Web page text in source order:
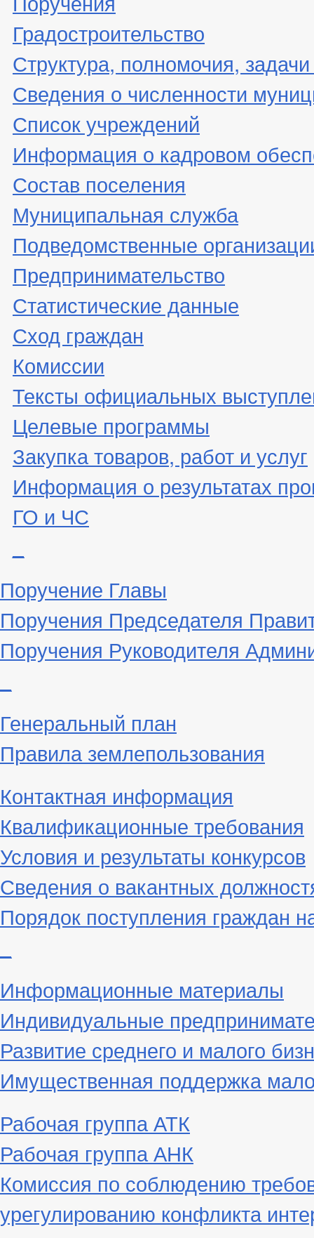
Градостроительство
Структура, полномочия,
Сведения о численности
Список учреждений
Информация о кадровом
Состав поселения
Муниципальная служба
Подведомственные
Предпринимательство
Статистические данные
Сход граждан
Комиссии
Тексты официальных
Целевые программы
Закупка товаров, работ и услуг
Информация о результатах
ГО и ЧС
Поручение Главы
Поручения Председателя
Поручения Руководителя
Генеральный план
Правила землепользования
Контактная информация
Квалификационные требования
Условия и результаты конкурсов
Сведения о вакантных
Порядок поступления граждан
Информационные материалы
Индивидуальные
Развитие среднего и малого
Имущественная поддержка
Рабочая группа АТК
Рабочая группа АНК
Комиссия по соблюдению
урегулированию конфликта